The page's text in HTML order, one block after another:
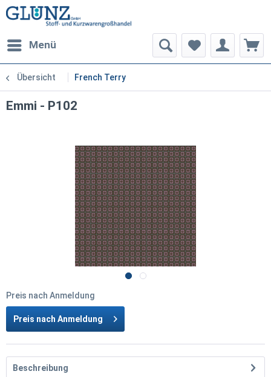
Menü
Übersicht French Terry
Emmi - P102
Preis nach Anmeldung
Preis nach Anmeldung
Beschreibung